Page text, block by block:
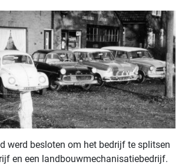
werd besloten om het bedrijf te splitsen
en een landbouwmechanisatiebedrijf.